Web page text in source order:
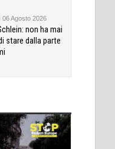
06 Agosto 2026
non ha mai
stare dalla parte